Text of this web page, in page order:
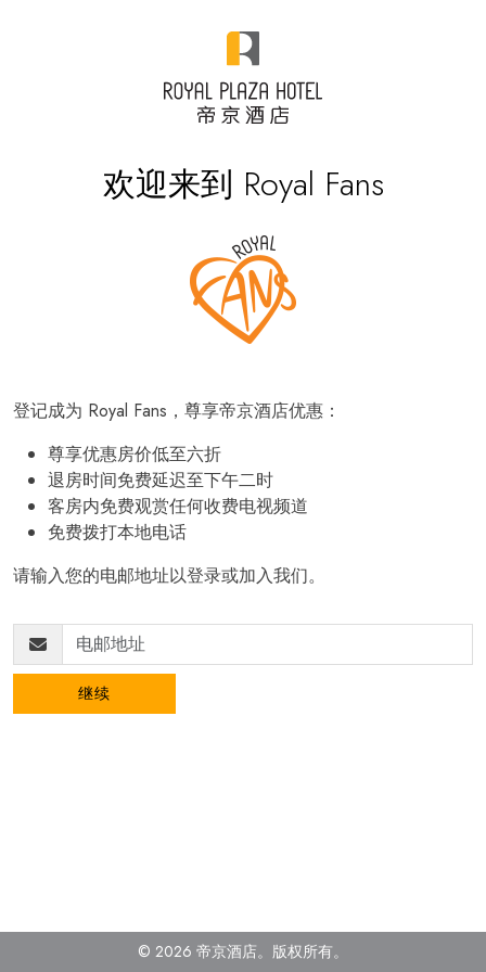
欢迎来到 Royal Fans
登记成为 Royal Fans，尊享帝京酒店优惠：
尊享优惠房价低至六折
退房时间免费延迟至下午二时
客房内免费观赏任何收费电视频道
免费拨打本地电话
请输入您的电邮地址以登录或加入我们。
继续
© 2026 帝京酒店。 版权所有。